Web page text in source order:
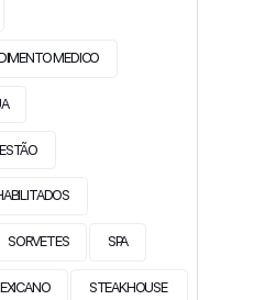
MEDICO
SORVETES SPA
STEAKHOUSE